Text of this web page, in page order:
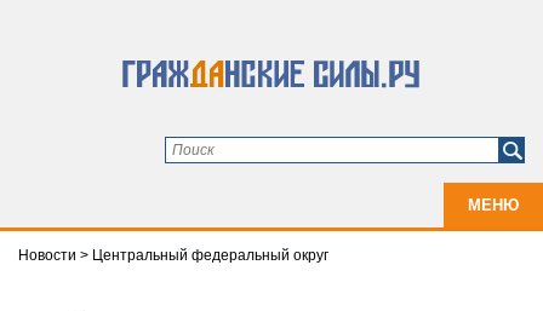
МЕНЮ
Новости > Центральный федеральный округ